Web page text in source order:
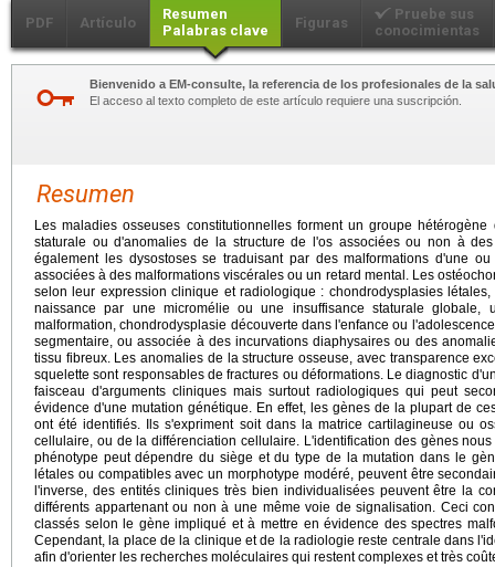
PDF Artículo
Resumen
Palabras clave
Figuras
Pruebe sus
conocimientas
Bienvenido a EM-consulte, la referencia de los profesionales de la
El acceso al texto completo de este artículo requiere una suscripción.
Resumen
Les maladies osseuses constitutionnelles forment un groupe hétérogène
staturale ou d'anomalies de la structure de l'os associées ou non à
également les dysostoses se traduisant par des malformations d'une
associées à des malformations viscérales ou un retard mental. Les
selon leur expression clinique et radiologique : chondrodysplasies
naissance par une micromélie ou une insuffisance staturale globale,
malformation, chondrodysplasie découverte dans l'enfance ou
segmentaire, ou associée à des incurvations diaphysaires ou des
tissu fibreux. Les anomalies de la structure osseuse, avec transparence
squelette sont responsables de fractures ou déformations. Le diagnostic
faisceau d'arguments cliniques mais surtout radiologiques qui peut
évidence d'une mutation génétique. En effet, les gènes de la plupart de
ont été identifiés. Ils s'expriment soit dans la matrice cartilagineuse ou
cellulaire, ou de la différenciation cellulaire. L'identification des gènes
phénotype peut dépendre du siège et du type de la mutation dans le
létales ou compatibles avec un morphotype modéré, peuvent être
l'inverse, des entités cliniques très bien individualisées peuvent être la
différents appartenant ou non à une même voie de signalisation. Ceci
classés selon le gène impliqué et à mettre en évidence des spectres
Cependant, la place de la clinique et de la radiologie reste centrale dans
afin d'orienter les recherches moléculaires qui restent complexes et très